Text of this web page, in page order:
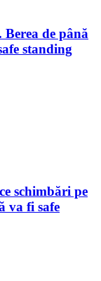
Berea de până
standing
schimbări pe
va fi safe